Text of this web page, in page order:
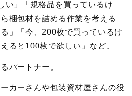
い」「規格品を買っているけ
梱包材を詰める作業を考える
」「今、200枚で買っているけ
ると100枚で欲しい」など。
パートナー。
カーさんや包装資材屋さんの役